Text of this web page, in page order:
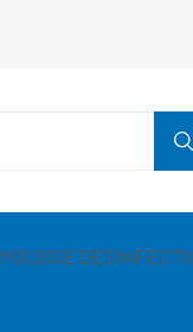
MOUSSE